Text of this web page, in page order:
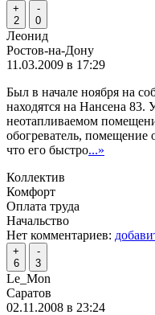
+
2
-
0
Леонид
Ростов-на-Дону
11.03.2009 в 17:29
Был в начале ноября на
находятся на Нансена 83.
неотапливаемом
обогреватель, помещение
что его быстро...»
Коллектив
Комфорт
Оплата труда
Начальство
Нет комментариев:
+
6
-
3
Le_Mon
Саратов
02.11.2008 в 23:24